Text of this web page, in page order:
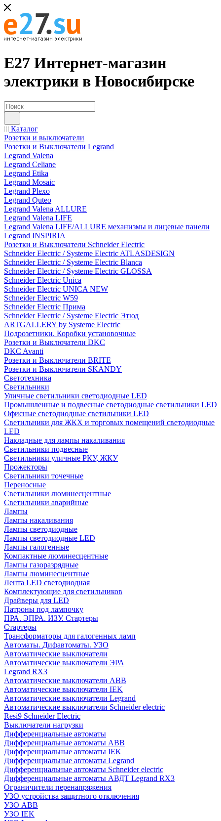
Е27 Интернет-магазин
электрики в Новосибирске
Каталог
Розетки и выключатели
Розетки и Выключатели Legrand
Legrand Valena
Legrand Celiane
Legrand Etika
Legrand Mosaic
Legrand Plexo
Legrand Quteo
Legrand Valena ALLURE
Legrand Valena LIFE
Legrand Valena LIFE/ALLURE механизмы и лицевые панели
Legrand INSPIRIA
Розетки и Выключатели Schneider Electric
Schneider Electric / Systeme Electric ATLASDESIGN
Schneider Electric / Systeme Electric Blanca
Schneider Electric / Systeme Electric GLOSSA
Schneider Electric Unica
Schneider Electric UNICA NEW
Schneider Electric W59
Schneider Electric Прима
Schneider Electric / Systeme Electric Этюд
ARTGALLERY by Systeme Electric
Подрозетники. Коробки установочные
Розетки и Выключатели DKC
DKC Avanti
Розетки и Выключатели BRITE
Розетки и Выключатели SKANDY
Светотехника
Светильники
Уличные светильники светодиодные LED
Промышленные и подвесные светодиодные светильники LED
Офисные светодиодные светильники LED
Светильники для ЖКХ и торговых помещений светодиодные
LED
Накладные для лампы накаливания
Светильники подвесные
Светильники уличные РКУ, ЖКУ
Прожекторы
Cветильники точечные
Переносные
Светильники люминесцентные
Светильники аварийные
Лампы
Лампы накаливания
Лампы светодиодные
Лампы светодиодные LED
Лампы галогенные
Компактные люминесцентные
Лампы газоразрядные
Лампы люминесцентные
Лента LED светодиодная
Комплектующие для светильников
Драйверы для LED
Патроны под лампочку
ПРА. ЭПРА. ИЗУ. Стартеры
Стартеры
Трансформаторы для галогенных ламп
Автоматы. Дифавтоматы. УЗО
Автоматические выключатели
Автоматические выключатели ЭРА
Legrand RX3
Автоматические выключатели ABB
Автоматические выключатели IEK
Автоматические выключатели Legrand
Автоматические выключатели Schneider electric
Resi9 Schneider Electric
Выключатели нагрузки
Дифференциальные автоматы
Дифференциальные автоматы ABB
Дифференциальные автоматы IEK
Дифференциальные автоматы Legrand
Дифференциальные автоматы Schneider electric
Дифференциальные автоматы АВДТ Legrand RX3
Ограничители перенапряжения
УЗО устройства защитного отключения
УЗО ABB
УЗО IEK